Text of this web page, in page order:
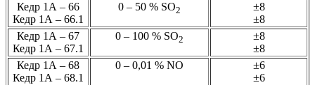
Кедр 1А – 66
Кедр 1А – 66.1
0 – 50 % SО2
±8
±8
Кедр 1А – 67
Кедр 1А – 67.1
0 – 100 % SО2
±8
±8
Кедр 1А – 68
Кедр 1А – 68.1
0 – 0,01 % NО
±6
±6